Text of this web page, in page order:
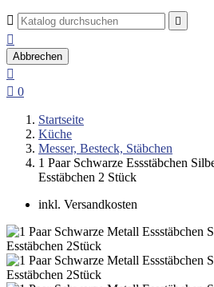
 

Abbrechen

 0
Startseite
Küche
Messer, Besteck, Stäbchen
1 Paar Schwarze Essstäbchen
Esstäbchen 2 Stück
inkl. Versandkosten